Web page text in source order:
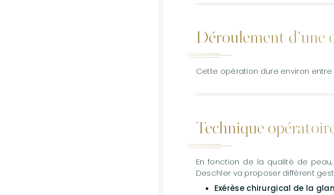
Déroulement d’une
Cette opération dure environ
Technique
En fonction de la qualité de
Deschler va proposer différent
Exérèse chirurgical de la